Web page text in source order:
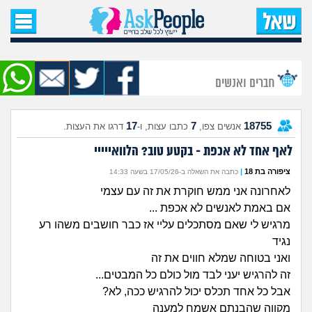
עמוד הבית
שאל שאלה
שאלות חדשות
שאלות שעוררו עניין
עצות חדשות
מדורים
חברים ואנשים
18755 אנשים צפו, 7 כתבו עצות, ו-17 דרגו את העצות.
לאף אחד לא אכפת - בקטע טוב? הלוואייייי
ציפורה בת 18 | כתבה את השאלה ב-17/05/26 בשעה 14:33
לאחרונה אני ממש חוקרת את זה עם עצמי
אם באמת לאנשים לא אכפת ...
מרגיש לי שאם מסתכלים עליי אז כבר חושבים משהו רע
נגיד
ואני בטוחה שמלא חווים את זה
זה להרגיש יעני לבד מול כולם כל המבטים...
אבל כל אחד תכלס יכול להרגיש ככה, לא?
מקווה שהבנתם אשמח למענה